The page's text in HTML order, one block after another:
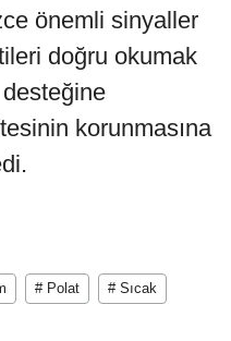
önemli sinyaller
doğru okumak
korunmasına
# Polat # Sıcak